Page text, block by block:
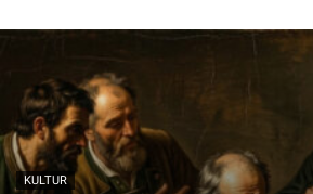
KULTUR